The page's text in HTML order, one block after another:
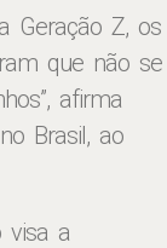
Geração Z, os
que não se
afirma
Brasil, ao
visa a